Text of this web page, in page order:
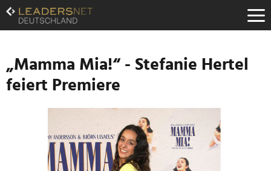
Zum
Inhalt
Zur
Navigation
Zur
Hauptnavigation
„Mamma Mia!“ - Stefanie Hertel
feiert Premiere